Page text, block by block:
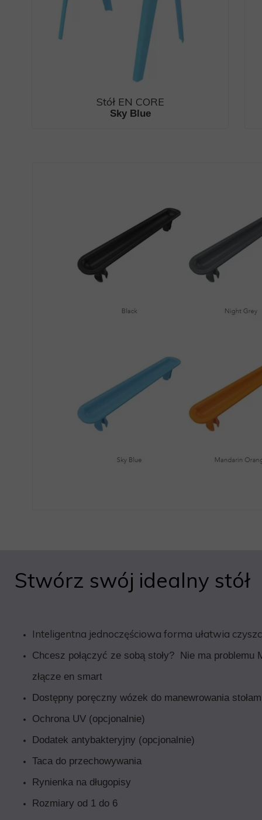
Stół EN CORE
Sky Blue
Stwórz swój idealny stół
Inteligentna jednoczęściowa forma ułatwia
Chcesz połączyć ze sobą stoły? Nie ma problemu
złącze en smart
Dostępny poręczny wózek do manewrowania
Ochrona UV (opcjonalnie)
Dodatek antybakteryjny (opcjonalnie)
Taca do przechowywania
Rynienka na długopisy
Rozmiary od 1 do 6